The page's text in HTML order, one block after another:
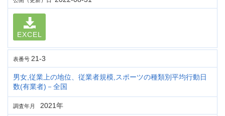
EXCEL
表番号 21-3
男女,従業上の地位、従業者規模,スポーツの種類別平均行動日
数(有業者)－全国
調査年月 2021年